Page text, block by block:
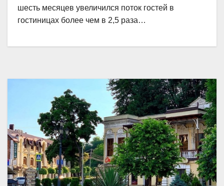
шесть месяцев увеличился поток гостей в
гостиницах более чем в 2,5 раза…